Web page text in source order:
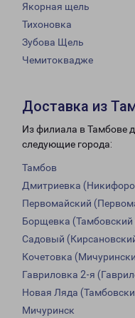
Якорная щель
Тихоновка
Зубова Щель
Чемитоквадже
Доставка из
Из филиала в Тамбове
следующие города:
Тамбов
Дмитриевка
Первомайский
Борщевка (Тамбовский
Садовый
Кочетовка
Гавриловка 2-я
Новая Ляда
Мичуринск